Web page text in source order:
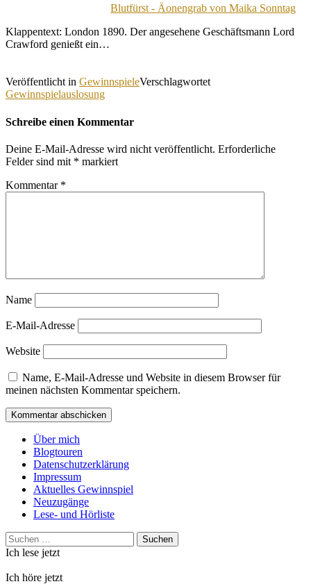
Blutfürst - Äonengrab von Maika Sonntag
Klappentext: London 1890. Der angesehene Geschäftsmann Lord
Crawford genießt ein…
Veröffentlicht in GewinnspieleVerschlagwortet
Gewinnspielauslosung
Schreibe einen Kommentar
Deine E-Mail-Adresse wird nicht veröffentlicht. Erforderliche
Felder sind mit * markiert
Kommentar *
Name
E-Mail-Adresse
Website
Name, E-Mail-Adresse und Website in diesem Browser für
meinen nächsten Kommentar speichern.
Über mich
Blogtouren
Datenschutzerklärung
Impressum
Aktuelles Gewinnspiel
Neuzugänge
Lese- und Hörliste
Suchen
nach:
Ich lese jetzt
Ich höre jetzt